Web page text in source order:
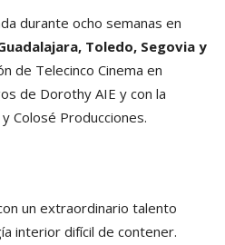
durante ocho semanas en
Toledo, Segovia y
de Telecinco Cinema en
de Dorothy AIE y con la
Colosé Producciones.
un extraordinario talento
interior difícil de contener.